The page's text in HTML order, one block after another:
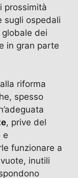
prossimità
sugli ospedali
dei
in gran parte
riforma
spesso
, prive del
e
funzionare a
inutili